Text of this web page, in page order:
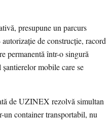
presupune un parcurs
de construcție, racord
permanentă într-o singură
mobile care se
de UZINEX rezolvă simultan
un container transportabil, nu